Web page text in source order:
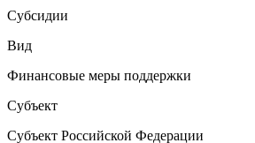
Субсидии
Вид
Финансовые меры поддержки
Субъект
Субъект Российской Федерации